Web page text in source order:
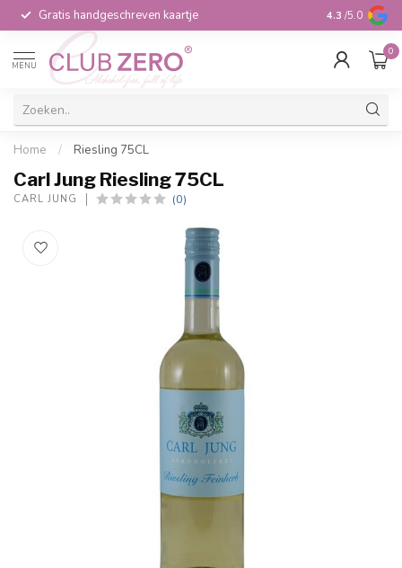
Gratis handgeschreven kaartje Voor 16:00
4.3 /5.0
MENU
0
Home / Riesling 75CL
Carl Jung Riesling 75CL
CARL JUNG (0)